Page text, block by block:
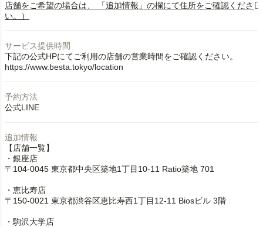
店舗をご希望の場合は、 「追加情報」の欄にて住所をご確認くださ
い。）
サービス提供時間
下記の公式HPにてご利用の店舗の営業時間をご確認ください。
https://www.besta.tokyo/location
予約方法
公式LINE
追加情報
【店舗一覧】
・銀座店
〒104-0045 東京都中央区築地1丁目10-11 Ratio築地 701
・恵比寿店
〒150-0021 東京都渋谷区恵比寿西1丁目12-11 Biosビル 3階
・駒沢大学店